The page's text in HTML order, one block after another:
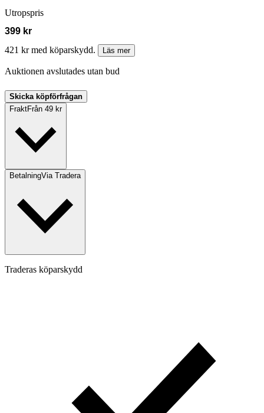
Utropspris
399 kr
421 kr med köparskydd.
Läs mer
Auktionen avslutades utan bud
Skicka köpförfrågan
FraktFrån 49 kr
BetalningVia Tradera
Traderas köparskydd